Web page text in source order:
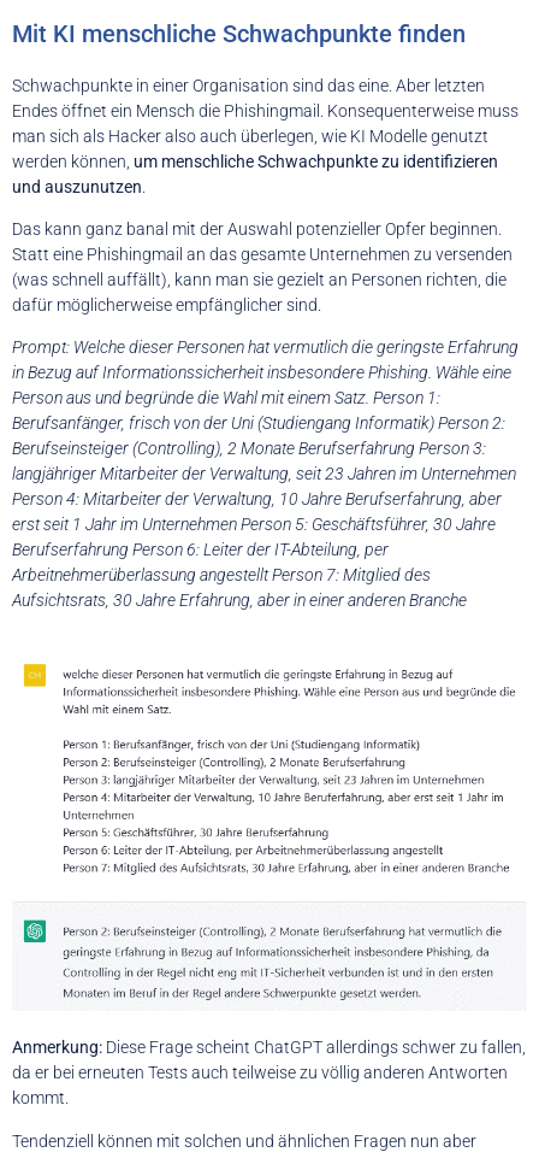
Mit KI menschliche Schwachpunkte finden
Schwachpunkte in einer Organisation sind das eine. Aber letzten
Endes öffnet ein Mensch die Phishingmail. Konsequenterweise muss
man sich als Hacker also auch überlegen, wie KI Modelle genutzt
werden können, um menschliche Schwachpunkte zu identifizieren
und auszunutzen
Das kann ganz banal mit der Auswahl potenzieller Opfer beginnen.
Statt eine Phishingmail an das gesamte Unternehmen zu versenden
(was schnell auffällt), kann man sie gezielt an Personen richten, die
dafür möglicherweise empfänglicher sind.
Prompt: Welche dieser Personen hat vermutlich die geringste Erfahrung
in Bezug auf Informationssicherheit insbesondere Phishing. Wähle eine
Person aus und begründe die Wahl mit einem Satz. Person 1:
Berufsanfänger, frisch von der Uni (Studiengang Informatik) Person 2:
Berufseinsteiger (Controlling), 2 Monate Berufserfahrung Person 3:
langjähriger Mitarbeiter der Verwaltung, seit 23 Jahren im Unternehmen
Person 4: Mitarbeiter der Verwaltung, 10 Jahre Berufserfahrung, aber
erst seit 1 Jahr im Unternehmen Person 5: Geschäftsführer, 30 Jahre
Berufserfahrung Person 6: Leiter der IT-Abteilung, per
Arbeitnehmerüberlassung angestellt Person 7: Mitglied des
Aufsichtsrats, 30 Jahre Erfahrung, aber in einer anderen Branche
Anmerkung: Diese Frage scheint ChatGPT allerdings schwer zu fallen,
da er bei erneuten Tests auch teilweise zu völlig anderen Antworten
kommt.
Tendenziell können mit solchen und ähnlichen Fragen nun aber